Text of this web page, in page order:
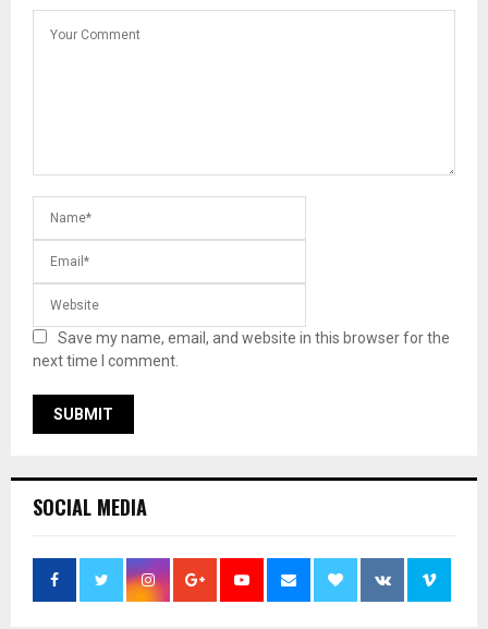
Save my name, email, and website in this browser for the
next time I comment.
SOCIAL MEDIA